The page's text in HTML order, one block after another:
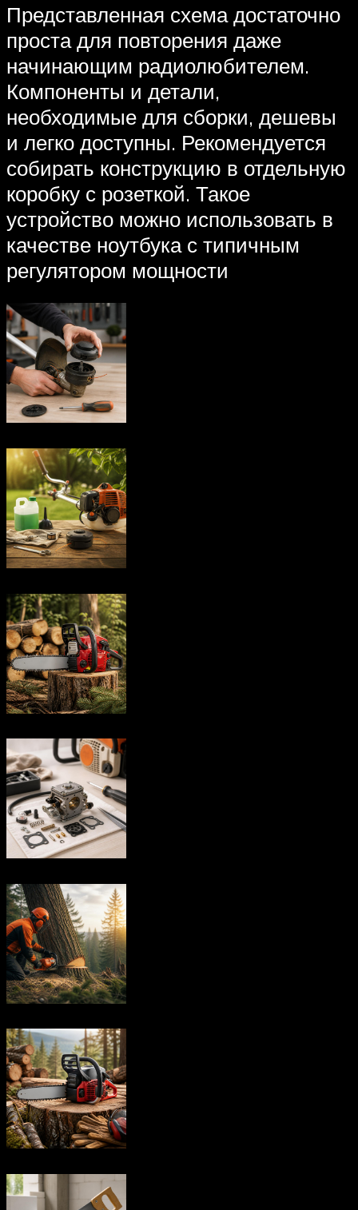
Представленная схема достаточно
проста для повторения даже
начинающим радиолюбителем.
Компоненты и детали,
необходимые для сборки, дешевы
и легко доступны. Рекомендуется
собирать конструкцию в отдельную
коробку с розеткой. Такое
устройство можно использовать в
качестве ноутбука с типичным
регулятором мощности